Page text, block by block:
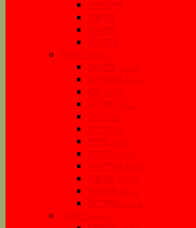
সেপ্টেম্বর
অক্টোবর
নভেম্বর
ডিসেম্বর
সংরক্ষণ ২০২১
জানুয়ারি ২০২১
ফেব্রুয়ারি ২০২১
মার্চ ২০২১
এপ্রিল ২০২১
মে ২০২১
জুন ২০২১
জুলাই ২০২১
আগস্ট ২০২১
সেপ্টেম্বর ২০২১
অক্টোবর ২০২১
নভেম্বর ২০২১
ডিসেম্বর ২০২১
সংরক্ষণ ২০২২